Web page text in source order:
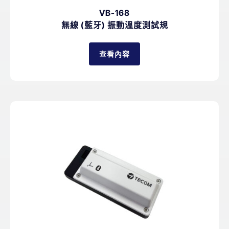
VB-168
無線 (藍牙) 振動溫度測試規
查看內容